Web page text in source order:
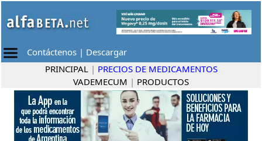
Contáctenos | Descargar
PRINCIPAL | PRECIOS DE MEDICAMENTOS
VADEMECUM | PRODUCTOS